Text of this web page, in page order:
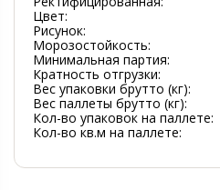
Цвет:
Рисунок:
Морозостойкость:
Минимальная партия:
Кратность отгрузки:
Вес упаковки брутто (кг):
Вес паллеты брутто (кг):
Кол-во упаковок на паллете:
Кол-во кв.м на паллете: